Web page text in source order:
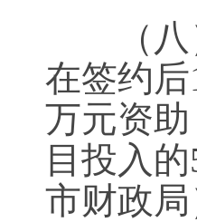
（八）
在签约
万元资
目投入
市财